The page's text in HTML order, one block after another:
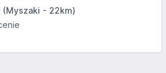
(Myszaki - 22km)